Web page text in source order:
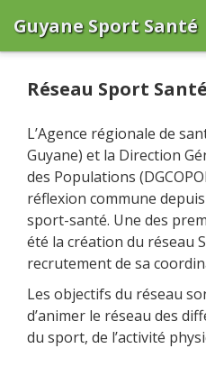
Guyane Sport Santé
Trouver une activité
Professionnels sportifs
Enregistrer sa structure
Se connecter
Réseau Sport
L’Agence régionale de
Guyane) et la Direction
des Populations
réflexion commune
sport-santé. Une des
été la création du réseau
recrutement de sa
Les objectifs du réseau
d’animer le réseau des
du sport, de l’activité